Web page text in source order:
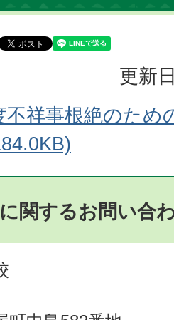
更新
不祥事根絶のため
関するお問い合